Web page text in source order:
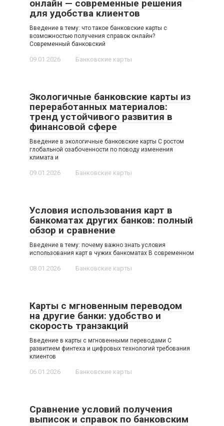
онлайн — современные решения
для удобства клиентов
Введение в тему: что такое банковские карты с
возможностью получения справок онлайн?
Современный банковский
09.01.2026 Банковские карты
Экологичные банковские карты из
переработанных материалов:
тренд устойчивого развития в
финансовой сфере
Введение в экологичные банковские карты С ростом
глобальной озабоченности по поводу изменения
климата и
09.01.2026 Банковские карты
Условия использования карт в
банкоматах других банков: полный
обзор и сравнение
Введение в тему: почему важно знать условия
использования карт в чужих банкоматах В современном
08.01.2026 Банковские карты
Карты с мгновенным переводом
на другие банки: удобство и
скорость транзакций
Введение в карты с мгновенными переводами С
развитием финтеха и цифровых технологий требования
клиентов
06.01.2026 Банковские карты
Сравнение условий получения
выписок и справок по банковским